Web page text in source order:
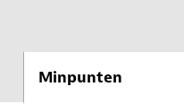
Minpunten